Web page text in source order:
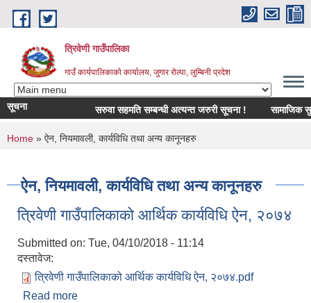
Skip to main content
त्रिवेणी गाउँपालिका
गाउँ कार्यपालिकाको कार्यालय, जुगार रोल्पा, लुम्बिनी प्रदेश
सूचना सरुवा सहमति सम्बन्धी अत्यन्त जरुरी सूचना ! सामाजिक
You are here
Home » ऐन, नियमावली, कार्यविधि तथा अन्य कानूनहरु
ऐन, नियमावली, कार्यविधि तथा अन्य कानूनहरु
त्रिवेणी गाउँपालिकाको आर्थिक कार्यविधि ऐन, २०७४
Submitted on: Tue, 04/10/2018 - 11:14
दस्तावेज:
त्रिवेणी गाउँपालिकाको आर्थिक कार्यविधि ऐन, २०७४.pdf
Read more